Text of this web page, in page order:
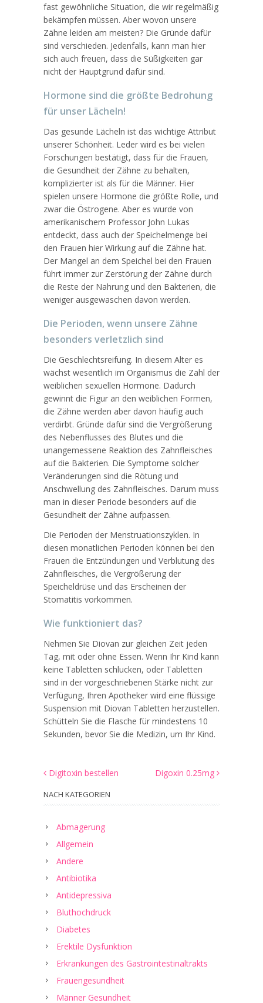
fast gewöhnliche Situation, die wir regelmäßig
bekämpfen müssen. Aber wovon unsere
Zähne leiden am meisten? Die Gründe dafür
sind verschieden. Jedenfalls, kann man hier
sich auch freuen, dass die Süßigkeiten gar
nicht der Hauptgrund dafür sind.
Hormone sind die größte Bedrohung
für unser Lächeln!
Das gesunde Lächeln ist das wichtige Attribut
unserer Schönheit. Leder wird es bei vielen
Forschungen bestätigt, dass für die Frauen,
die Gesundheit der Zähne zu behalten,
komplizierter ist als für die Männer. Hier
spielen unsere Hormone die größte Rolle, und
zwar die Östrogene. Aber es wurde von
amerikanischem Professor John Lukas
entdeckt, dass auch der Speichelmenge bei
den Frauen hier Wirkung auf die Zähne hat.
Der Mangel an dem Speichel bei den Frauen
führt immer zur Zerstörung der Zähne durch
die Reste der Nahrung und den Bakterien, die
weniger ausgewaschen davon werden.
Die Perioden, wenn unsere Zähne
besonders verletzlich sind
Die Geschlechtsreifung. In diesem Alter es
wächst wesentlich im Organismus die Zahl der
weiblichen sexuellen Hormone. Dadurch
gewinnt die Figur an den weiblichen Formen,
die Zähne werden aber davon häufig auch
verdirbt. Gründe dafür sind die Vergrößerung
des Nebenflusses des Blutes und die
unangemessene Reaktion des Zahnfleisches
auf die Bakterien. Die Symptome solcher
Veränderungen sind die Rötung und
Anschwellung des Zahnfleisches. Darum muss
man in dieser Periode besonders auf die
Gesundheit der Zähne aufpassen.
Die Perioden der Menstruationszyklen. In
diesen monatlichen Perioden können bei den
Frauen die Entzündungen und Verblutung des
Zahnfleisches, die Vergrößerung der
Speicheldrüse und das Erscheinen der
Stomatitis vorkommen.
Wie funktioniert das?
Nehmen Sie Diovan zur gleichen Zeit jeden
Tag, mit oder ohne Essen. Wenn Ihr Kind kann
keine Tabletten schlucken, oder Tabletten
sind in der vorgeschriebenen Stärke nicht zur
Verfügung, Ihren Apotheker wird eine flüssige
Suspension mit Diovan Tabletten herzustellen.
Schütteln Sie die Flasche für mindestens 10
Sekunden, bevor Sie die Medizin, um Ihr Kind.
Digitoxin bestellen Digoxin 0.25mg
NACH KATEGORIEN
Abmagerung
Allgemein
Andere
Antibiotika
Antidepressiva
Bluthochdruck
Diabetes
Erektile Dysfunktion
Erkrankungen des Gastrointestinaltrakts
Frauengesundheit
Männer Gesundheit